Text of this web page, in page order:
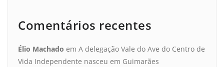
Comentários recentes
Élio Machado em A delegação Vale do Ave do Centro de
Vida Independente nasceu em Guimarães